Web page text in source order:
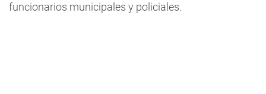
funcionarios municipales y policiales.